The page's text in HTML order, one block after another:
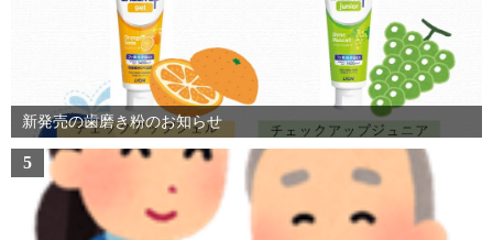
新発売の歯磨き粉のお知らせ
5